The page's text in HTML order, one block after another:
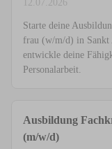
12.07.2026
Starte deine
frau (w/m/d) in Sankt
entwickle deine
Personalarbeit.
Ausbildung
(m/w/d)